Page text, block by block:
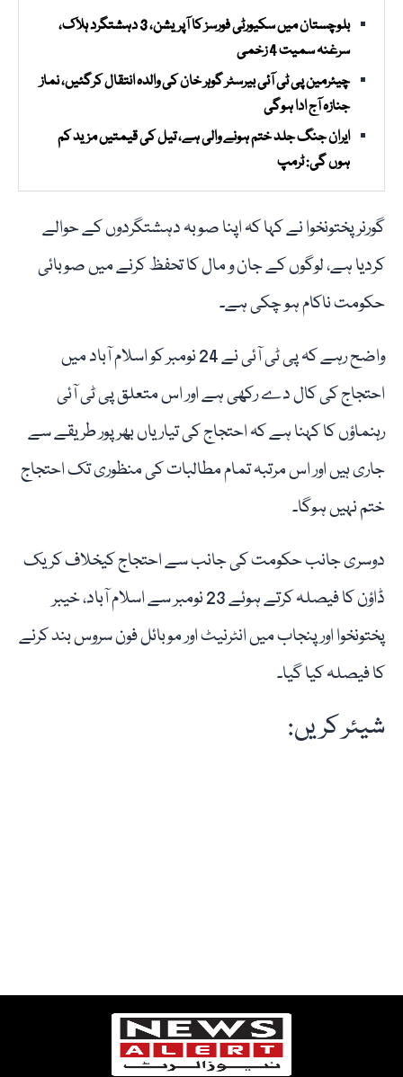
بلوچستان میں سکیورٹی فورسز کا آپریشن، 3 دہشتگرد ہلاک،
سرغنہ سمیت 4 زخمی
چیئرمین پی ٹی آئی بیرسٹر گوہر خان کی والدہ انتقال کرگئیں، نماز
جنازہ آج ادا ہوگی
ایران جنگ جلد ختم ہونے والی ہے، تیل کی قیمتیں مزید کم
ہوں گی: ٹرمپ
گورنر پختونخوا نے کہا کہ اپنا صوبہ دہشتگردوں کے حوالے
کردیا ہے، لوگوں کے جان و مال کا تحفظ کرنے میں صوبائی
حکومت ناکام ہو چکی ہے۔
واضح رہے کہ پی ٹی آئی نے 24 نومبر کو اسلام آباد میں
احتجاج کی کال دے رکھی ہے اور اس متعلق پی ٹی آئی
رہنماؤں کا کہنا ہے کہ احتجاج کی تیاریاں بھرپور طریقے سے
جاری ہیں اور اس مرتبہ تمام مطالبات کی منظوری تک احتجاج
ختم نہیں ہوگا۔
دوسری جانب حکومت کی جانب سے احتجاج کیخلاف کریک
ڈاؤن کا فیصلہ کرتے ہوئے 23 نومبر سے اسلام آباد، خیبر
پختونخوا اور پنجاب میں انٹرنیٹ اور موبائل فون سروس بند کرنے
کا فیصلہ کیا گیا۔
شیئر کریں: